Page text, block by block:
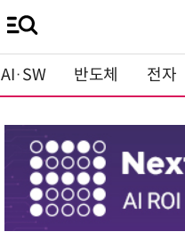
AI·SW 반도체 전자